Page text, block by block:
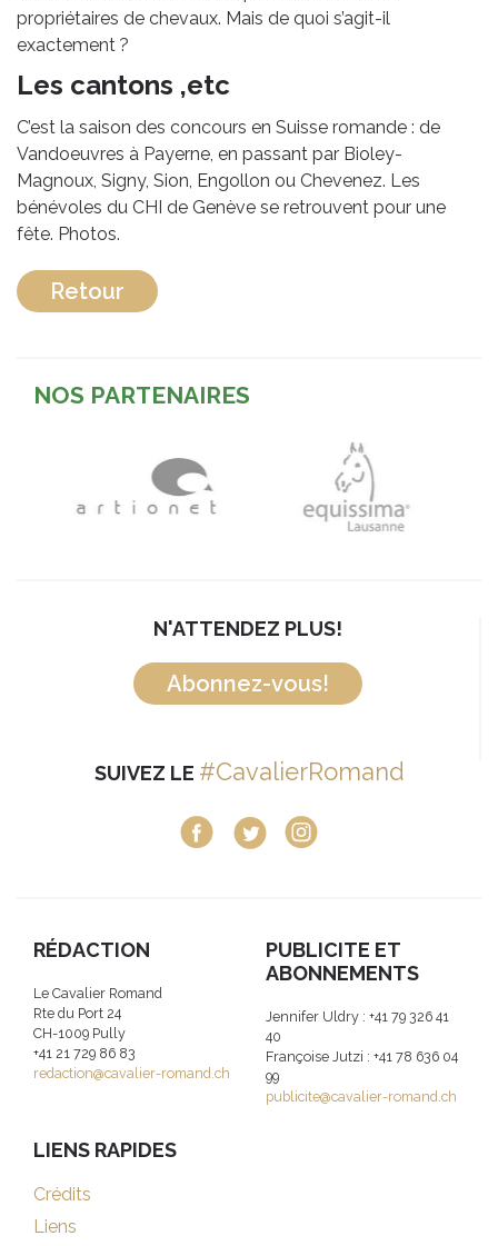
propriétaires de chevaux. Mais de quoi s’agit-il
exactement ?
Les cantons ,etc
C’est la saison des concours en Suisse romande : de
Vandoeuvres à Payerne, en passant par Bioley-
Magnoux, Signy, Sion, Engollon ou Chevenez. Les
bénévoles du CHI de Genève se retrouvent pour une
fête. Photos.
Retour
NOS PARTENAIRES
N'ATTENDEZ PLUS!
Abonnez-vous!
SUIVEZ LE #CavalierRomand
RÉDACTION
Le Cavalier Romand
Rte du Port 24
CH-1009 Pully
+41 21 729 86 83
redaction@cavalier-romand.ch
PUBLICITE ET
ABONNEMENTS
Jennifer Uldry : +41 79 326 41
40
Françoise Jutzi : +41 78 636 04
99
publicite@cavalier-romand.ch
LIENS RAPIDES
Crédits
Liens